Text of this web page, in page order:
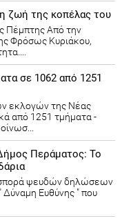
ζωή της κοπέλας του
Πέμπτης Από την
Φρόσως Κυριάκου,
σε 1062 από 1251
εκλογών της Νέας
από 1251 τμήματα -
Περάματος: Το
ψευδών δηλώσεων
Ευθύνης " που